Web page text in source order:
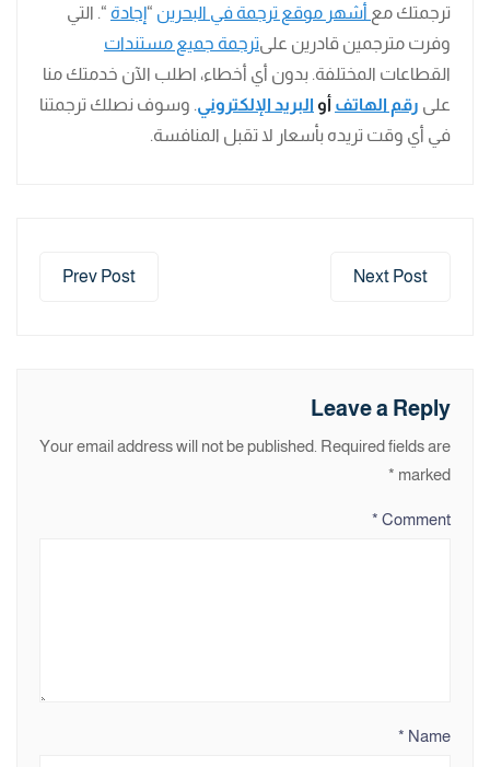
ترجمتك مع أشهر موقع ترجمة في البحرين “إجادة “. التي
وفرت مترجمين قادرين علىترجمة جميع مستندات
القطاعات المختلفة. بدون أي أخطاء، اطلب الآن خدمتك منا
على رقم الهاتف أو البريد الإلكتروني. وسوف نصلك ترجمتنا
في أي وقت تريده بأسعار لا تقبل المنافسة.
Prev Post Next Post
Leave a Reply
Your email address will not be published. Required fields are
marked
*
Comment
*
Name
*